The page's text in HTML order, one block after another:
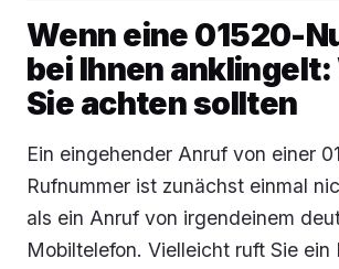
Wenn eine 01520-
bei Ihnen
Sie achten sollten
Ein eingehender Anruf von einer
Rufnummer ist zunächst einmal
als ein Anruf von irgendeinem
Mobiltelefon. Vielleicht ruft Sie ein